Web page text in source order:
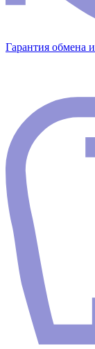
Гарантия обмена